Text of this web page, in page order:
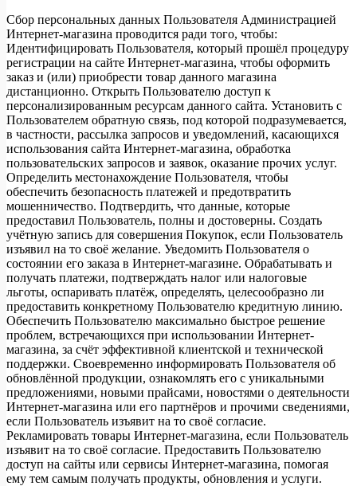
Сбор персональных данных Пользователя Администрацией
Интернет-магазина проводится ради того, чтобы:
Идентифицировать Пользователя, который прошёл процедуру
регистрации на сайте Интернет-магазина, чтобы оформить
заказ и (или) приобрести товар данного магазина
дистанционно. Открыть Пользователю доступ к
персонализированным ресурсам данного сайта. Установить с
Пользователем обратную связь, под которой подразумевается,
в частности, рассылка запросов и уведомлений, касающихся
использования сайта Интернет-магазина, обработка
пользовательских запросов и заявок, оказание прочих услуг.
Определить местонахождение Пользователя, чтобы
обеспечить безопасность платежей и предотвратить
мошенничество. Подтвердить, что данные, которые
предоставил Пользователь, полны и достоверны. Создать
учётную запись для совершения Покупок, если Пользователь
изъявил на то своё желание. Уведомить Пользователя о
состоянии его заказа в Интернет-магазине. Обрабатывать и
получать платежи, подтверждать налог или налоговые
льготы, оспаривать платёж, определять, целесообразно ли
предоставить конкретному Пользователю кредитную линию.
Обеспечить Пользователю максимально быстрое решение
проблем, встречающихся при использовании Интернет-
магазина, за счёт эффективной клиентской и технической
поддержки. Своевременно информировать Пользователя об
обновлённой продукции, ознакомлять его с уникальными
предложениями, новыми прайсами, новостями о деятельности
Интернет-магазина или его партнёров и прочими сведениями,
если Пользователь изъявит на то своё согласие.
Рекламировать товары Интернет-магазина, если Пользователь
изъявит на то своё согласие. Предоставить Пользователю
доступ на сайты или сервисы Интернет-магазина, помогая
ему тем самым получать продукты, обновления и услуги.